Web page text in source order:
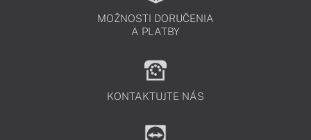
MOŽNOSTI DORUČENIA
A PLATBY
KONTAKTUJTE NÁS